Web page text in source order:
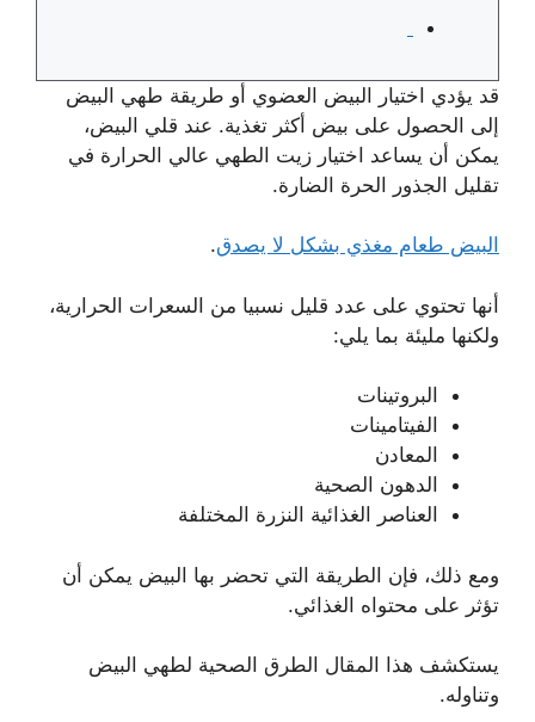
قد يؤدي اختيار البيض العضوي أو طريقة طهي البيض
إلى الحصول على بيض أكثر تغذية. عند قلي البيض،
يمكن أن يساعد اختيار زيت الطهي عالي الحرارة في
تقليل الجذور الحرة الضارة.
البيض طعام مغذي بشكل لا يصدق.
أنها تحتوي على عدد قليل نسبيا من السعرات الحرارية،
ولكنها مليئة بما يلي:
البروتينات
الفيتامينات
المعادن
الدهون الصحية
العناصر الغذائية النزرة المختلفة
ومع ذلك، فإن الطريقة التي تحضر بها البيض يمكن أن
تؤثر على محتواه الغذائي.
يستكشف هذا المقال الطرق الصحية لطهي البيض
وتناوله.